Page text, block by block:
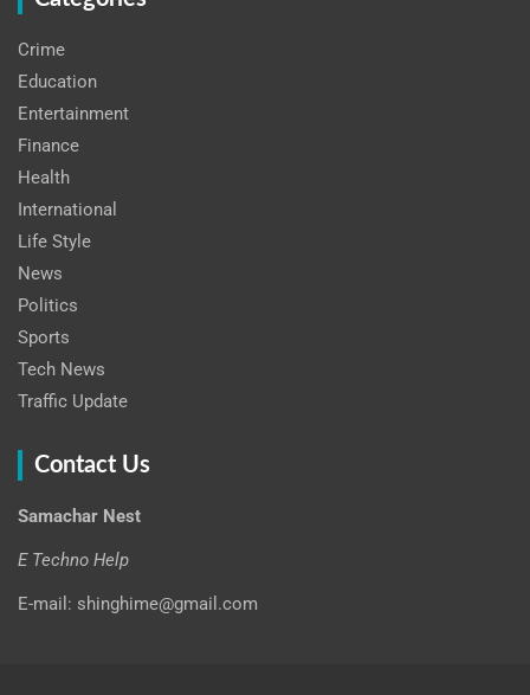
Crime
Education
Entertainment
Finance
Health
International
Life Style
News
Politics
Sports
Tech News
Traffic Update
Contact Us
Samachar Nest
E Techno Help
E-mail: shinghime@gmail.com